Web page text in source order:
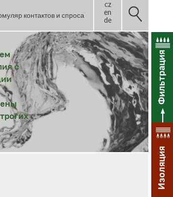
cz
en
de
контактов и спроса
с
Фильтрация
Изоляция